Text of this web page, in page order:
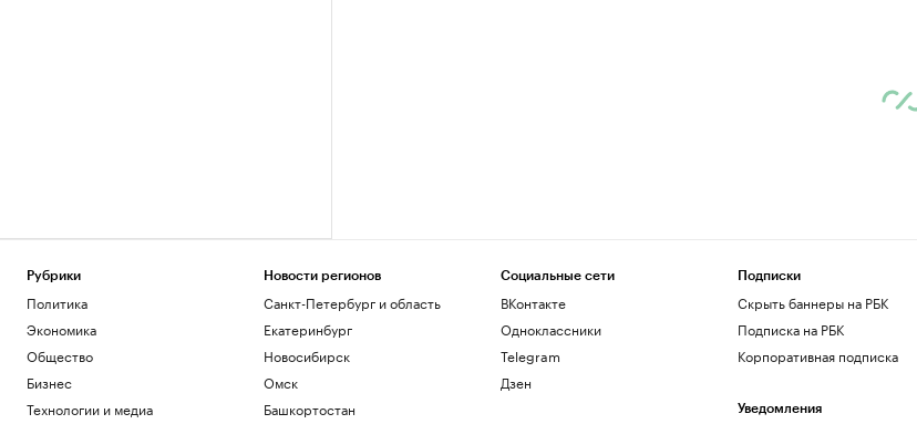
Рубрики
Политика
Экономика
Общество
Бизнес
Технологии и медиа
Новости регионов
Санкт-Петербург и область
Екатеринбург
Новосибирск
Омск
Башкортостан
Социальные сети
ВКонтакте
Одноклассники
Telegram
Дзен
Подписки
Скрыть баннеры на РБК
Подписка на РБК
Корпоративная подписка
Уведомления